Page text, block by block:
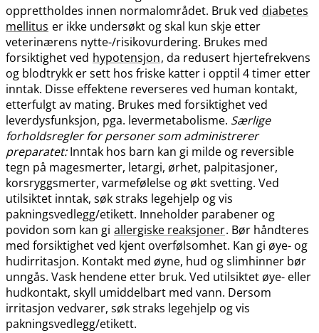
opprettholdes innen normalområdet. Bruk ved diabetes
mellitus er ikke undersøkt og skal kun skje etter
veterinærens nytte-​/​risikovurdering. Brukes med
forsiktighet ved hypotensjon, da redusert hjertefrekvens
og blodtrykk er sett hos friske katter i opptil 4 timer etter
inntak. Disse effektene reverseres ved human kontakt,
etterfulgt av mating. Brukes med forsiktighet ved
leverdysfunksjon, pga. levermetabolisme. Særlige
forholdsregler for personer som administrerer
preparatet:Inntak hos barn kan gi milde og reversible
tegn på magesmerter, letargi, ørhet, palpitasjoner,
korsryggsmerter, varmefølelse og økt svetting. Ved
utilsiktet inntak, søk straks legehjelp og vis
pakningsvedlegg​/​etikett. Inneholder parabener og
povidon som kan gi allergiske reaksjoner. Bør håndteres
med forsiktighet ved kjent overfølsomhet. Kan gi øye- og
hudirritasjon. Kontakt med øyne, hud og slimhinner bør
unngås. Vask hendene etter bruk. Ved utilsiktet øye- eller
hudkontakt, skyll umiddelbart med vann. Dersom
irritasjon vedvarer, søk straks legehjelp og vis
pakningsvedlegg​/​etikett.